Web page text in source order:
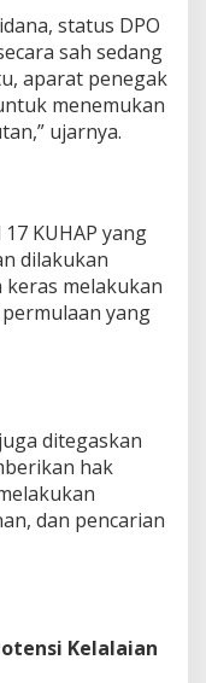
status DPO
sah sedang
aparat penegak
menemukan
ujarnya.
KUHAP yang
dilakukan
melakukan
yang
ditegaskan
hak
dan pencarian
Kelalaian